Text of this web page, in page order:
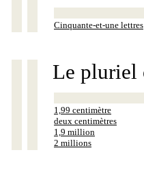
Cinquante-et-une lettres
Le pluriel
1,99 centimètre
deux centimètres
1,9 million
2 millions